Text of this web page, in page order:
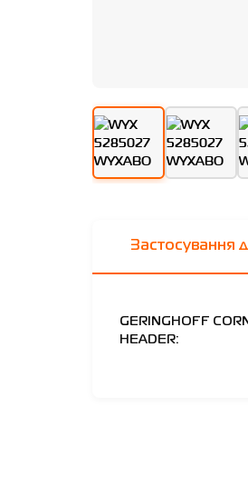
Застосування
GERINGHOFF
HEADER: